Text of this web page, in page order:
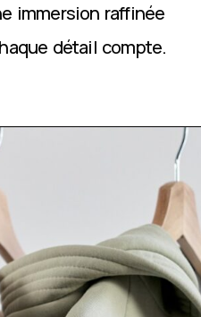
immersion raffinée
détail compte.